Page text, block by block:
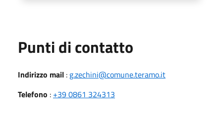
Punti di contatto
Indirizzo mail : g.zechini@comune.teramo.it
Telefono : +39 0861 324313